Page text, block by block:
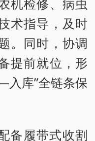
机检修、病虫
术指导，及时
。同时，协调
提前就位，形
库”全链条保
备履带式收割